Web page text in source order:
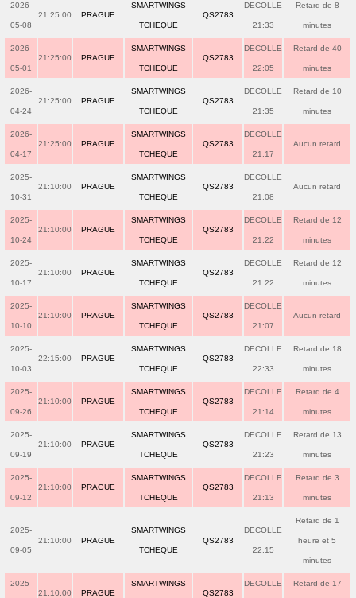
2026-
05-08
21:25:00 PRAGUE
SMARTWINGS
TCHEQUE
QS2783
DECOLLE
21:33
Retard de 8
minutes
2026-
05-01
21:25:00 PRAGUE
SMARTWINGS
TCHEQUE
QS2783
DECOLLE
22:05
Retard de 40
minutes
2026-
04-24
21:25:00 PRAGUE
SMARTWINGS
TCHEQUE
QS2783
DECOLLE
21:35
Retard de 10
minutes
2026-
04-17
21:25:00 PRAGUE
SMARTWINGS
TCHEQUE
QS2783
DECOLLE
21:17
Aucun retard
2025-
10-31
21:10:00 PRAGUE
SMARTWINGS
TCHEQUE
QS2783
DECOLLE
21:08
Aucun retard
2025-
10-24
21:10:00 PRAGUE
SMARTWINGS
TCHEQUE
QS2783
DECOLLE
21:22
Retard de 12
minutes
2025-
10-17
21:10:00 PRAGUE
SMARTWINGS
TCHEQUE
QS2783
DECOLLE
21:22
Retard de 12
minutes
2025-
10-10
21:10:00 PRAGUE
SMARTWINGS
TCHEQUE
QS2783
DECOLLE
21:07
Aucun retard
2025-
10-03
22:15:00 PRAGUE
SMARTWINGS
TCHEQUE
QS2783
DECOLLE
22:33
Retard de 18
minutes
2025-
09-26
21:10:00 PRAGUE
SMARTWINGS
TCHEQUE
QS2783
DECOLLE
21:14
Retard de 4
minutes
2025-
09-19
21:10:00 PRAGUE
SMARTWINGS
TCHEQUE
QS2783
DECOLLE
21:23
Retard de 13
minutes
2025-
09-12
21:10:00 PRAGUE
SMARTWINGS
TCHEQUE
QS2783
DECOLLE
21:13
Retard de 3
minutes
2025-
09-05
21:10:00 PRAGUE
SMARTWINGS
TCHEQUE
QS2783
DECOLLE
22:15
Retard de 1
heure et 5
minutes
2025-
21:10:00 PRAGUE
SMARTWINGS
QS2783
DECOLLE Retard de 17